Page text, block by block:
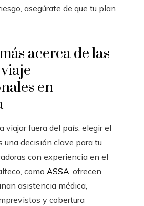
asegúrate de que tu plan
acerca de las
en
viajar fuera del país, elegir el
una decisión clave para tu
con experiencia en el
como ASSA, ofrecen
asistencia médica,
y cobertura